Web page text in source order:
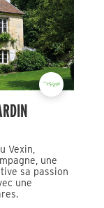
Vexin,
une
sa passion
une